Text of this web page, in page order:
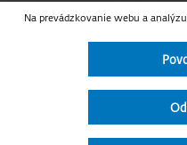
Na prevádzkovanie webu a